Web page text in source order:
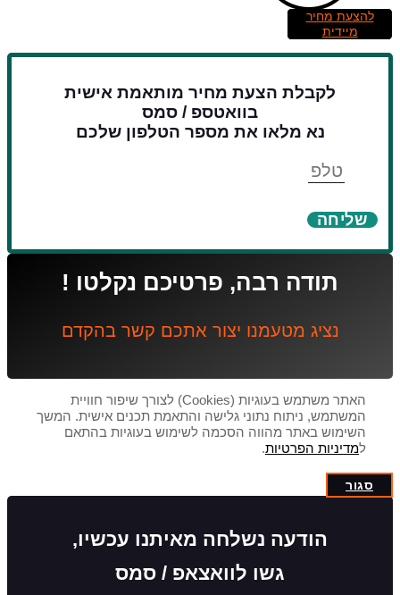
להצעת מחיר
מיידית
לקבלת הצעת מחיר מותאמת אישית
בוואטספ / סמס
נא מלאו את מספר הטלפון שלכם
שליחה
תודה רבה, פרטיכם נקלטו !
נציג מטעמנו יצור אתכם קשר בהקדם
האתר משתמש בעוגיות (Cookies) לצורך שיפור חוויית
המשתמש, ניתוח נתוני גלישה והתאמת תכנים אישית. המשך
השימוש באתר מהווה הסכמה לשימוש בעוגיות בהתאם
למדיניות הפרטיות.
סגור
הודעה נשלחה מאיתנו עכשיו,
גשו לוואצאפ / סמס